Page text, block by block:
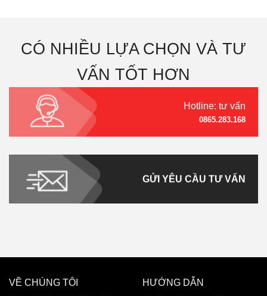
CÓ NHIỀU LỰA CHỌN VÀ TƯ
VẤN TỐT HƠN
Hotline: tư vấn
0865.283.168
GỬI YÊU CẦU TƯ VẤN
VỀ CHÚNG TÔI
HƯỚNG DẪN